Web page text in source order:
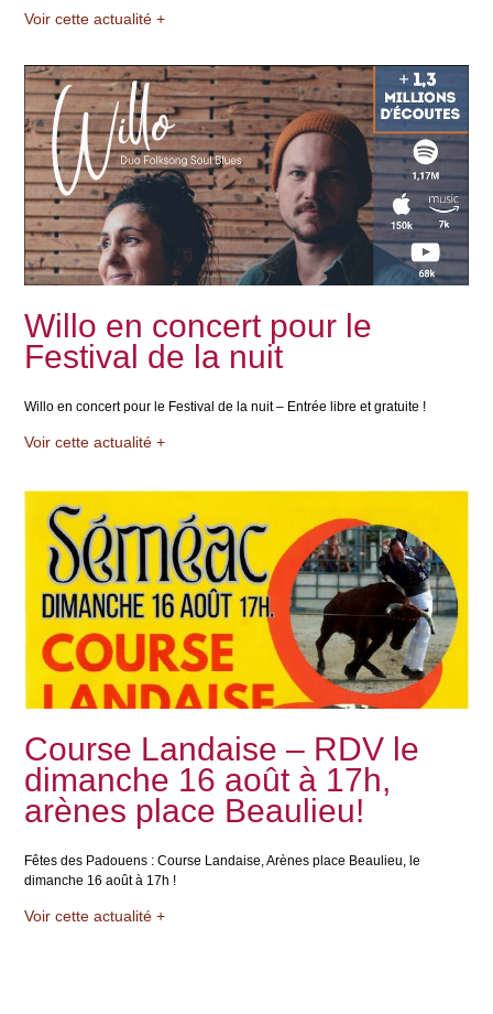
Voir cette actualité +
Willo en concert pour le
Festival de la nuit
Willo en concert pour le Festival de la nuit – Entrée libre et gratuite !
Voir cette actualité +
Course Landaise – RDV le
dimanche 16 août à 17h,
arènes place Beaulieu!
Fêtes des Padouens : Course Landaise, Arènes place Beaulieu, le
dimanche 16 août à 17h !
Voir cette actualité +